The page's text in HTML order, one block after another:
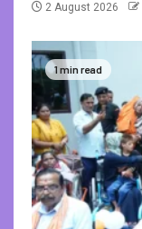
2 August 2026
1 min read